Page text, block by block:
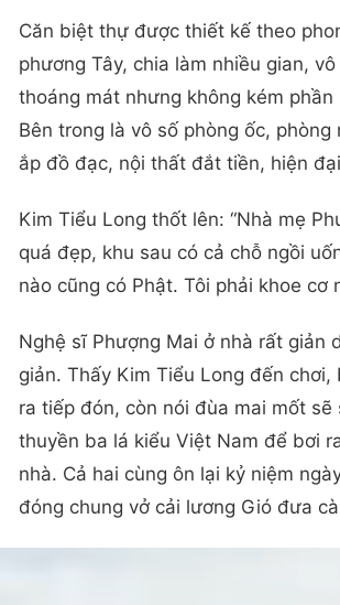
Căn biệt thự được thiết kế theo
phương Tây, chia làm nhiều gian,
thoáng mát nhưng không kém phần
Bên trong là vô số phòng ốc, phòng
ắp đồ đạc, nội thất đắt tiền, hiện
Kim Tiểu Long thốt lên: “Nhà mẹ
quá đẹp, khu sau có cả chỗ ngồi
nào cũng có Phật. Tôi phải khoe cơ
Nghệ sĩ Phượng Mai ở nhà rất giản
giản. Thấy Kim Tiểu Long đến chơi,
ra tiếp đón, còn nói đùa mai mốt sẽ
thuyền ba lá kiểu Việt Nam để bơi
nhà. Cả hai cùng ôn lại kỷ niệm
đóng chung vở cải lương Gió đưa